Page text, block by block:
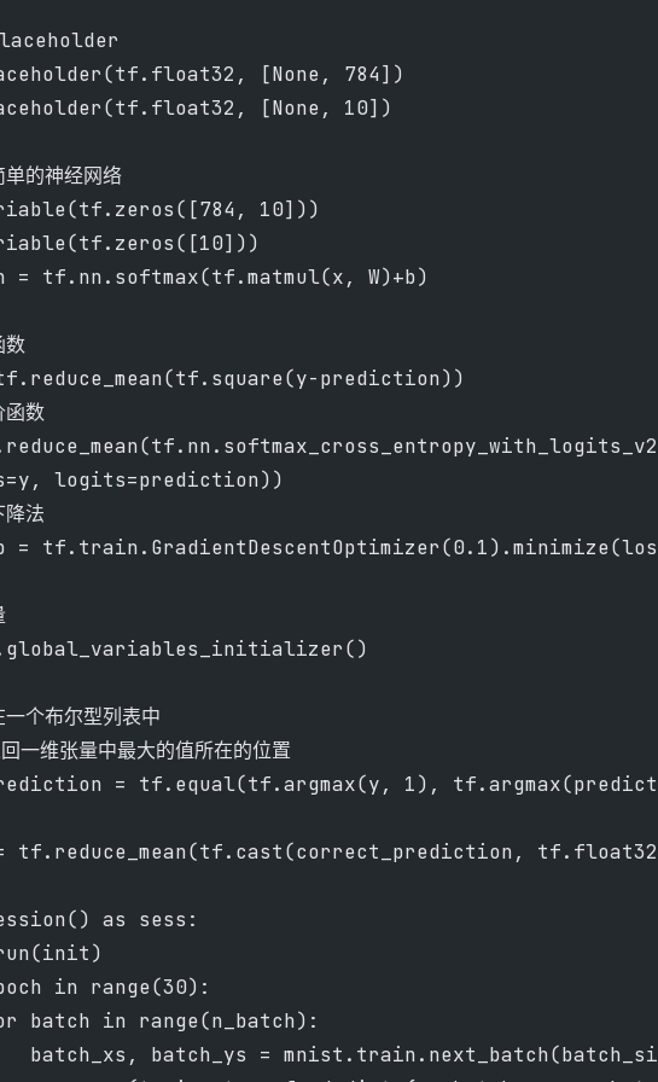
[None, 784])
[None, 10])
的神经网络
10]))
= tf.nn.softmax(tf.matmul(x, W)+b)
数
prediction))
数
logits=prediction))
法
=
个布尔型列表中
一维张量中最大的值所在的位置
= tf.equal(tf.argmax(y, 1),
tf.reduce_mean(tf.cast(correct_prediction,
as sess:
in range(30):
batch in range(n_batch):
batch_xs, batch_ys =